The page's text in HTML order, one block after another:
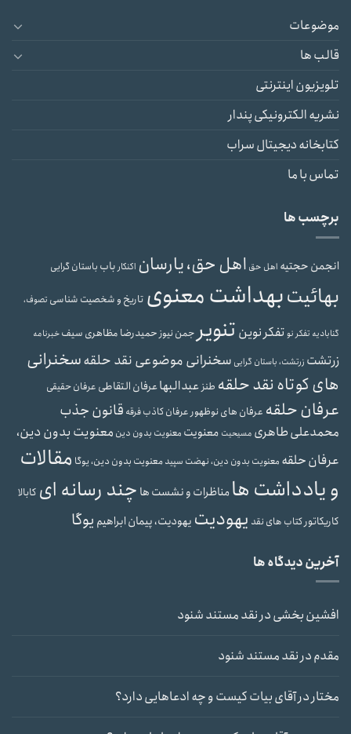
موضوعات
قالب ها
تلویزیون اینترنتی
نشریه الکترونیکی پندار
کتابخانه دیجیتال سراب
تماس با ما
برچسب ها
انجمن حجتیه اهل حق اهل حق، یارسان اکنکارباب باستان گرایی
بهائیتبهداشت معنوی تاریخ و شخصیت شناسی تصوف،
گنابادیه تفکر نوتفکر نوین تنویر جمن نیوزحمیدرضا مظاهری سیفخبرنامه
زرتشت زرتشت، باستان گرایی سخنرانی موضوعی نقد حلقهسخنرانی
های کوتاه نقد حلقه طنزعبدالبهاعرفان التقاطی عرفان حقیقی
عرفان حلقه عرفان های نوظهور عرفان کاذبفرقه قانون جذب
محمدعلی طاهری مسیحیت معنویت معنویت بدون دین معنویت بدون دین،
عرفان حلقه معنویت بدون دین، نهضت سپیدمعنویت بدون دین، یوگا مقالات
و یادداشت هامناظرات و نشست ها چند رسانه ای کابالا
کاریکاتور کتاب های نقد یهودیت یهودیت، پیمان ابراهیم یوگا
آخرین دیدگاه ها
افشین بخشیدرنقد مستند شنود
مقدمدرنقد مستند شنود
مختاردرآقای بیات کیست و چه ادعاهایی دارد؟